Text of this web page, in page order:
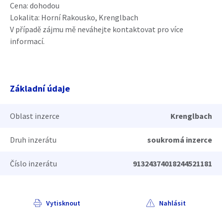
Cena: dohodou
Lokalita: Horní Rakousko, Krenglbach
V případě zájmu mě neváhejte kontaktovat pro více
informací.
Základní údaje
Oblast inzerce Krenglbach
Druh inzerátu soukromá inzerce
Číslo inzerátu 91324374018244521181
Vytisknout Nahlásit